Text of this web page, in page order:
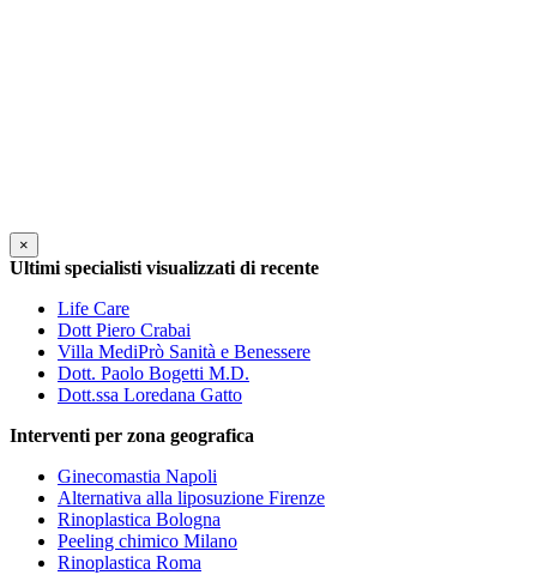
×
Ultimi specialisti visualizzati di recente
Life Care
Dott Piero Crabai
Villa MediPrò Sanità e Benessere
Dott. Paolo Bogetti M.D.
Dott.ssa Loredana Gatto
Interventi per zona geografica
Ginecomastia Napoli
Alternativa alla liposuzione Firenze
Rinoplastica Bologna
Peeling chimico Milano
Rinoplastica Roma